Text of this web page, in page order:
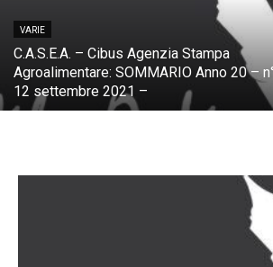
VARIE
C.A.S.E.A. – Cibus Agenzia Stampa
Agroalimentare: SOMMARIO Anno 20 –
12 settembre 2021 –